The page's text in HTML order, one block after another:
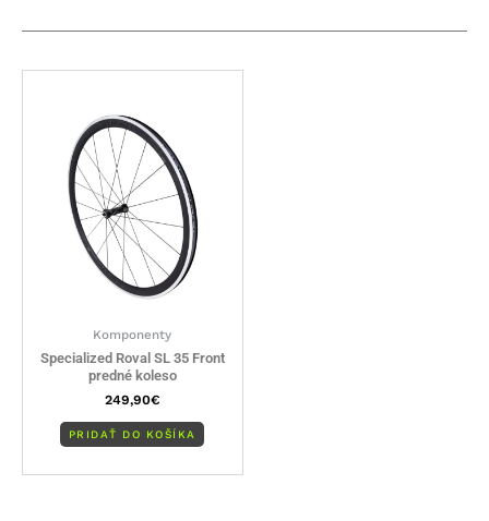
Komponenty
Specialized Roval SL 35 Front
predné koleso
249,90€
PRIDAŤ DO KOŠÍKA